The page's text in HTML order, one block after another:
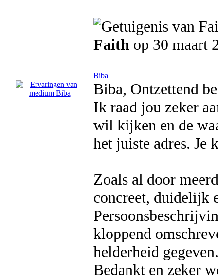
Faith op 30 maart
Biba
Biba, Ontzettend
Ik raad jou zeker
wil kijken en de
het juiste adres. Je
Zoals al door
concreet, duidelijk
kloppend
helderheid
Bedankt en zeker